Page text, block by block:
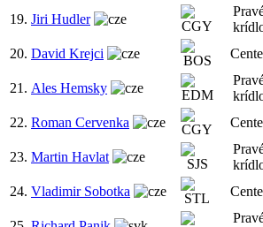
19. Jiri Hudler
20. David Krejci
21. Ales Hemsky
22. Roman Cervenka
23. Martin Havlat
24. Vladimir Sobotka